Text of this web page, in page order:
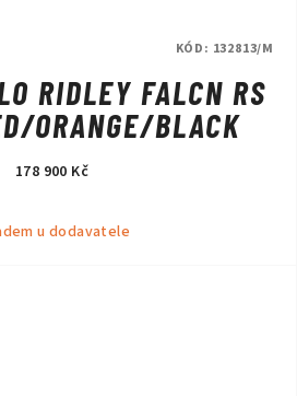
RIDLEY FALCN RS
ORANGE/BLACK
178 900 Kč
u dodavatele
KÓD: 132813/M